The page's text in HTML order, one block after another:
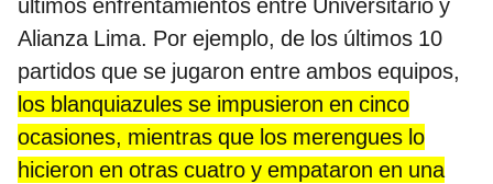
últimos enfrentamientos entre Universitario y
Alianza Lima. Por ejemplo, de los últimos 10
partidos que se jugaron entre ambos equipos,
los blanquiazules se impusieron en cinco
ocasiones, mientras que los merengues lo
hicieron en otras cuatro y empataron en una